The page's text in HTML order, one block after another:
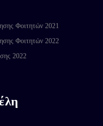
Φοιτητών 2021
Φοιτητών 2022
2022